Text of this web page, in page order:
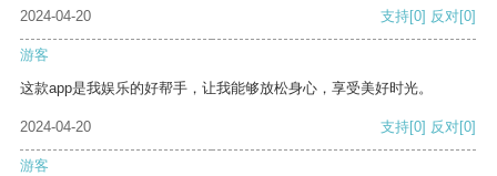
2024-04-20 支持[0] 反对[0]
游客
这款app是我娱乐的好帮手，让我能够放松身心，享受美好时光。
2024-04-20 支持[0] 反对[0]
游客